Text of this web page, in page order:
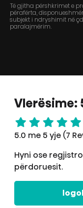
Të gjitha përshkrimet e
përafërta,
subjekt i ndryshimit në
paralajmërim.
Vlerësime:
5.0 me 5 yje (7
Hyni ose
përdoruesit.